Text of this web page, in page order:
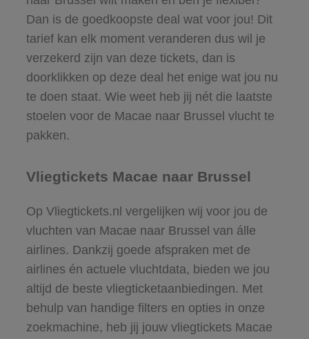
Dan is de goedkoopste deal wat voor jou! Dit
tarief kan elk moment veranderen dus wil je
verzekerd zijn van deze tickets, dan is
doorklikken op deze deal het enige wat jou nu
te doen staat. Wie weet heb jij nét die laatste
stoelen voor de Macae naar Brussel vlucht te
pakken.
Vliegtickets Macae naar Brussel
Op Vliegtickets.nl vergelijken wij voor jou de
vluchten van Macae naar Brussel van álle
airlines. Dankzij goede afspraken met de
airlines én actuele vluchtdata, bieden we jou
altijd de beste vliegticketaanbiedingen. Met
behulp van handige filters en opties in onze
zoekmachine, heb jij jouw vliegtickets Macae